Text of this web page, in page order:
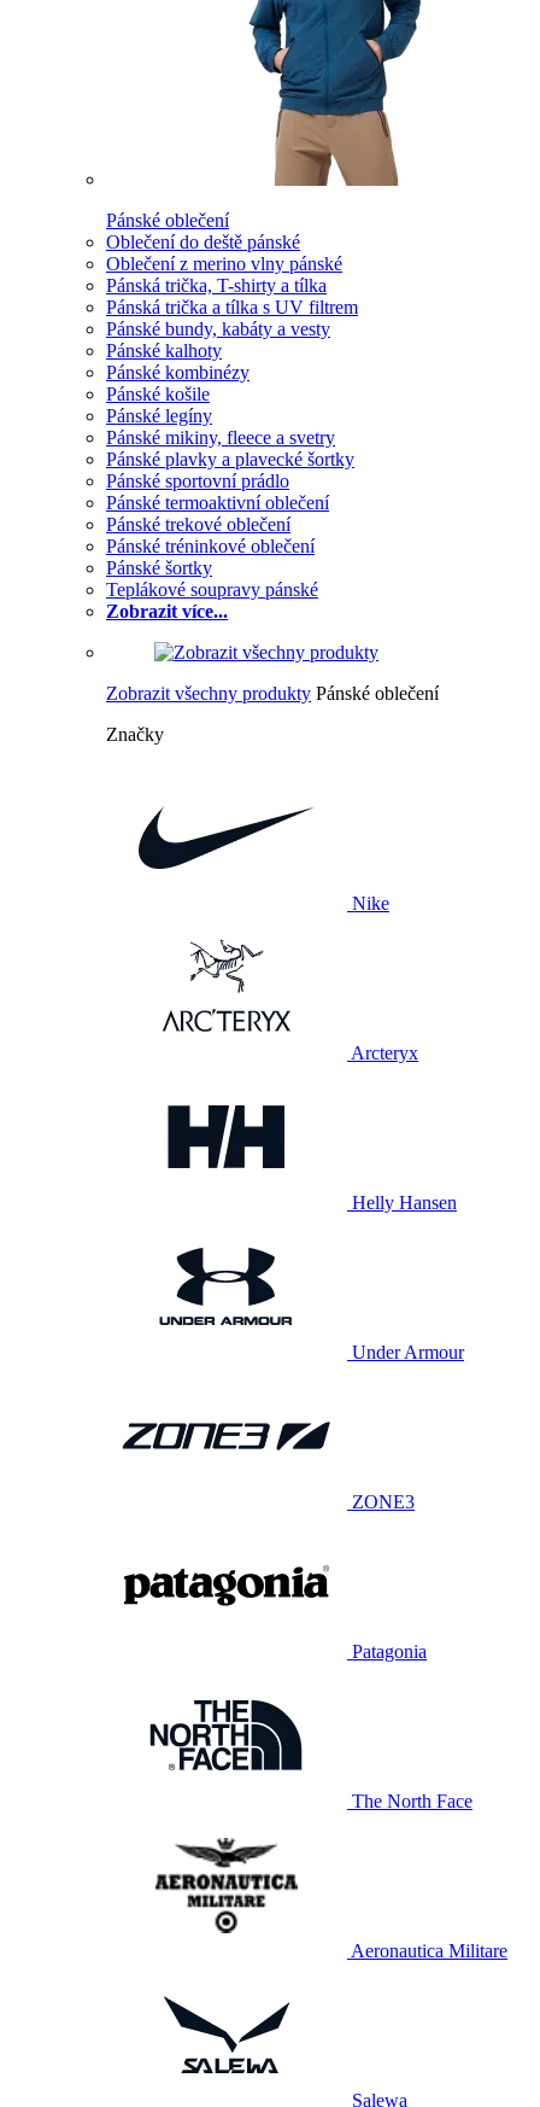
Pánské oblečení
Oblečení do deště pánské
Oblečení z merino vlny pánské
Pánská trička, T-shirty a tílka
Pánská trička a tílka s UV filtrem
Pánské bundy, kabáty a vesty
Pánské kalhoty
Pánské kombinézy
Pánské košile
Pánské legíny
Pánské mikiny, fleece a svetry
Pánské plavky a plavecké šortky
Pánské sportovní prádlo
Pánské termoaktivní oblečení
Pánské trekové oblečení
Pánské tréninkové oblečení
Pánské šortky
Teplákové soupravy pánské
Zobrazit více...
Zobrazit všechny produkty Pánské oblečení
Značky
Nike
Arcteryx
Helly Hansen
Under Armour
ZONE3
Patagonia
The North Face
Aeronautica Militare
Salewa